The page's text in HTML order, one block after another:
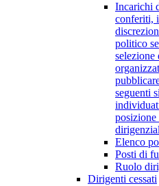
Incarichi
conferiti,
politico
seguenti
Elenco
Posti di
Ruolo
Dirigenti cessati